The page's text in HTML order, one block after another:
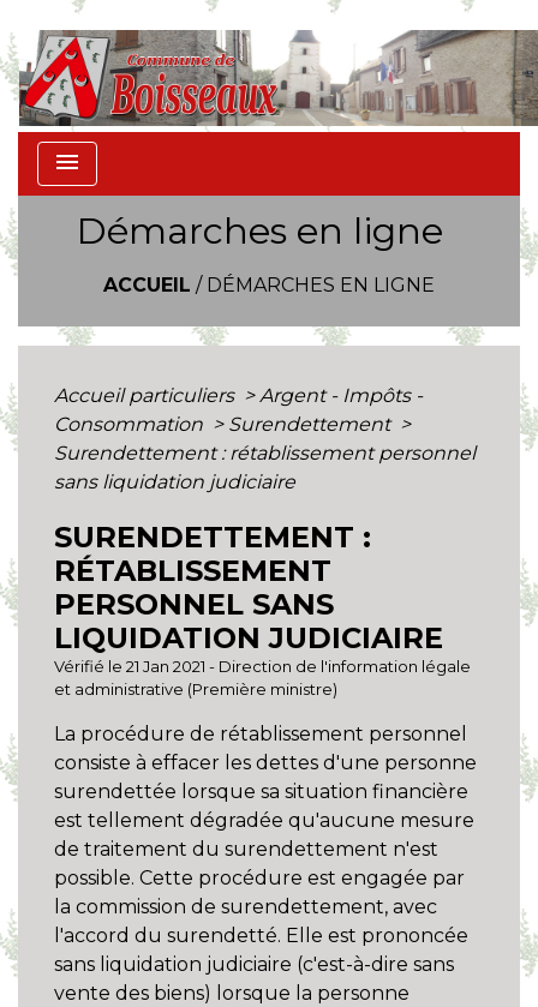
menu
Démarches en ligne
ACCUEIL / DÉMARCHES EN LIGNE
Accueil particuliers > Argent - Impôts -
Consommation > Surendettement >
Surendettement : rétablissement personnel
sans liquidation judiciaire
SURENDETTEMENT :
RÉTABLISSEMENT
PERSONNEL SANS
LIQUIDATION JUDICIAIRE
Vérifié le 21 Jan 2021 - Direction de l'information légale
et administrative (Première ministre)
La procédure de rétablissement personnel
consiste à effacer les dettes d'une personne
surendettée lorsque sa situation financière
est tellement dégradée qu'aucune mesure
de traitement du surendettement n'est
possible. Cette procédure est engagée par
la commission de surendettement, avec
l'accord du surendetté. Elle est prononcée
sans liquidation judiciaire (c'est-à-dire sans
vente des biens) lorsque la personne